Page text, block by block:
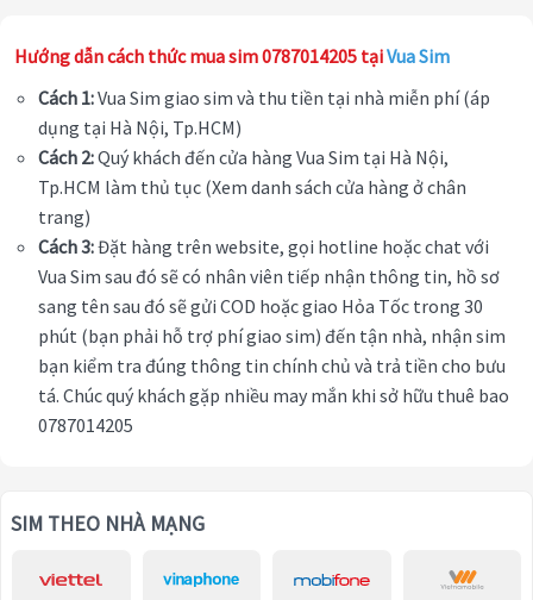
Hướng dẫn cách thức mua sim 0787014205 tạiVua Sim
Cách 1:Vua Sim giao sim và thu tiền tại nhà miễn phí (áp
dụng tại Hà Nội, Tp.HCM)
Cách 2:Quý khách đến cửa hàng Vua Sim tại Hà Nội,
Tp.HCM làm thủ tục (Xem danh sách cửa hàng ở chân
trang)
Cách 3:Đặt hàng trên website, gọi hotline hoặc chat với
Vua Sim sau đó sẽ có nhân viên tiếp nhận thông tin, hồ sơ
sang tên sau đó sẽ gửi COD hoặc giao Hỏa Tốc trong 30
phút (bạn phải hỗ trợ phí giao sim) đến tận nhà, nhận sim
bạn kiểm tra đúng thông tin chính chủ và trả tiền cho bưu
tá. Chúc quý khách gặp nhiều may mắn khi sở hữu thuê bao
0787014205
SIM THEO NHÀ MẠNG